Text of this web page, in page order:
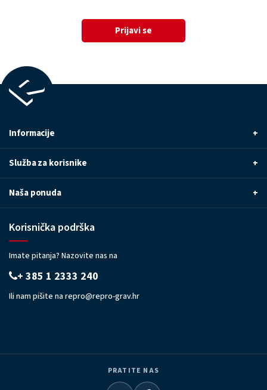
Prijavi se
Informacije +
Služba za korisnike +
Naša ponuda +
Korisnička podrška
Imate pitanja? Nazovite nas na
+ 385 1 2333 240
Ili nam pišite na repro@repro-grav.hr
PRATITE NAS